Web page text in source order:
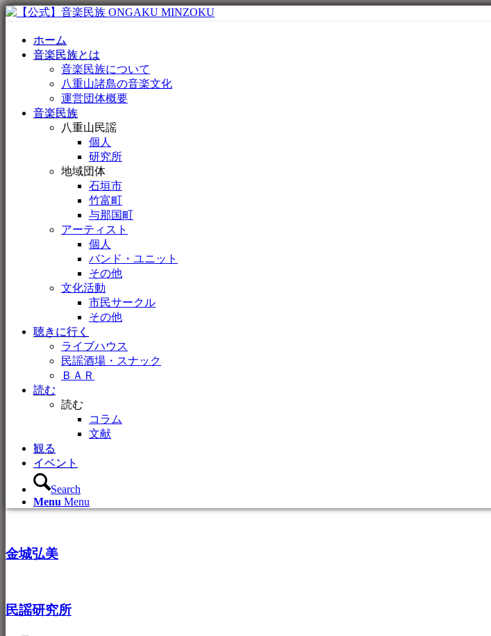
ホーム
音楽民族とは
音楽民族について
八重山諸島の音楽文化
運営団体概要
音楽民族
八重山民謡
個人
研究所
地域団体
石垣市
竹富町
与那国町
アーティスト
個人
バンド・ユニット
その他
文化活動
市民サークル
その他
聴きに行く
ライブハウス
民謡酒場・スナック
ＢＡＲ
読む
読む
コラム
文献
観る
イベント
Search
Menu Menu
金城弘美
民謡研究所